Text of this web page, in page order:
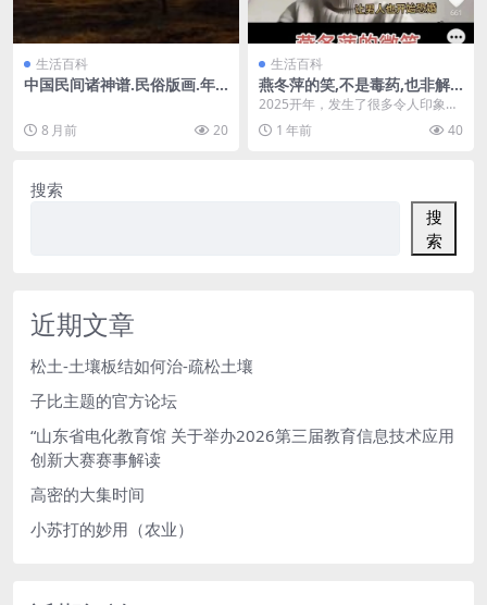
生活百科
中国民间诸神谱.民俗版画.年
8 月前 20
生活百科
燕冬萍的笑,不是毒药,也非解
药
2025开年，发生了很多令人印象深
刻的炸裂事件。 就在这两天，一个
来自安徽铜陵的...
1 年前 40
搜索
搜
索
近期文章
松土-土壤板结如何治-疏松土壤
子比主题的官方论坛
“山东省电化教育馆 关于举办2026第三届教育信息技术应用
创新大赛赛事解读
高密的大集时间
小苏打的妙用（农业）